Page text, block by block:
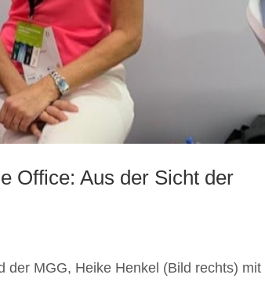
Office: Aus der Sicht der
der MGG, Heike Henkel (Bild rechts) mit